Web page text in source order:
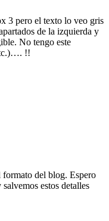
3 pero el texto lo veo gris
de la izquierda y
No tengo este
!!
formato del blog. Espero
estos detalles